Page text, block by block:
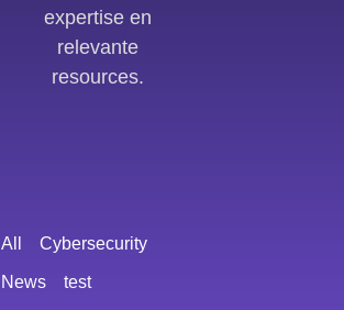
expertise en
relevante
resources.
Cybersecurity
News test
All